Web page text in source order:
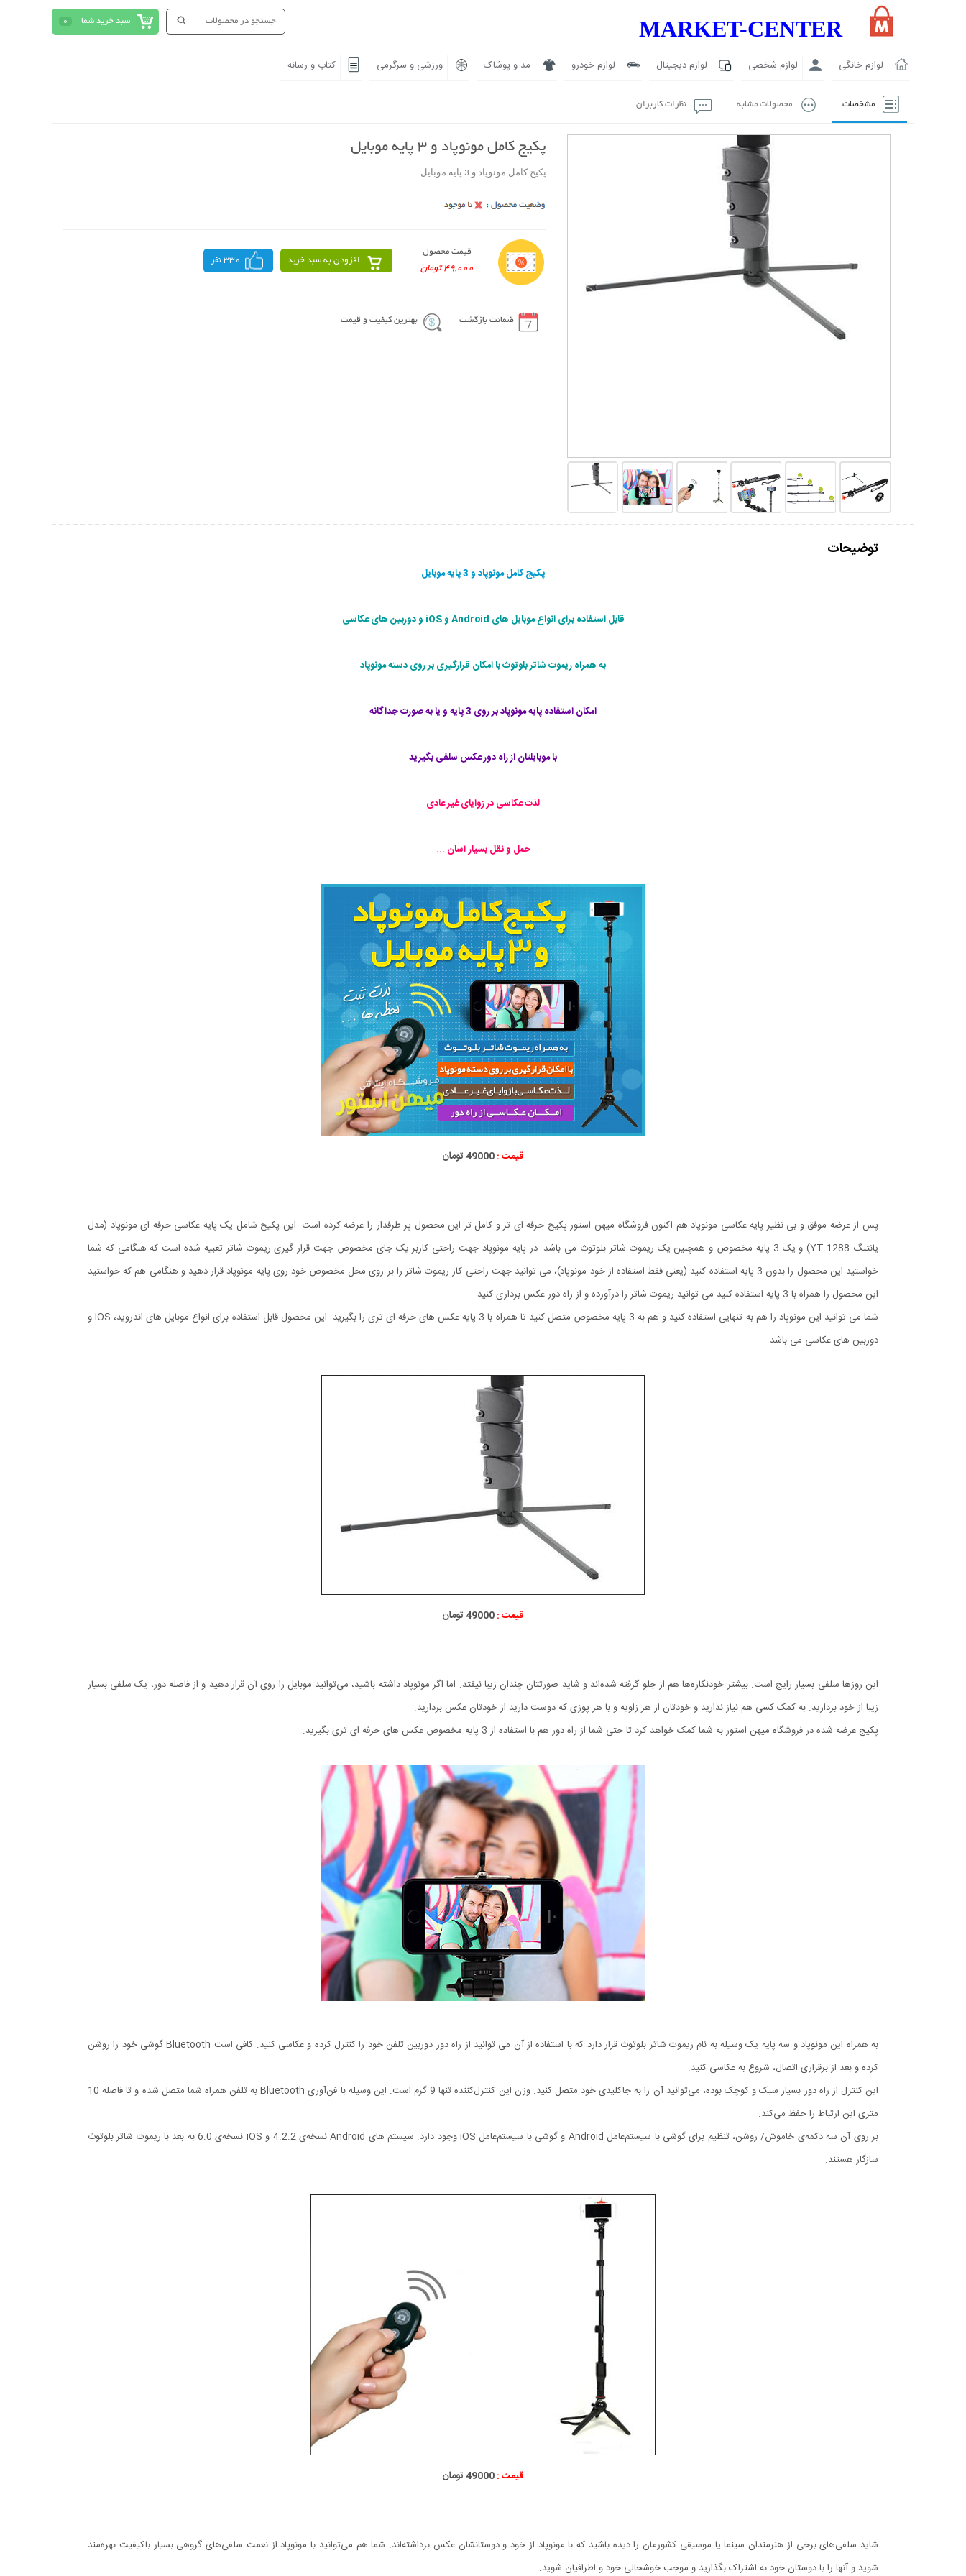
سبد خرید شما 0 MARKET-CENTER
لوازم خانگی لوازم شخصی لوازم دیجیتال لوازم خودرو مد و پوشاک ورزشی و سرگرمی کتاب و رسانه
مشخصات محصولات مشابه نظرات کاربران
پکیج کامل مونوپاد و 3 پایه موبایل
پکیج کامل مونوپاد و 3 پایه موبایل
قیمت محصول
49,000 تومان
افزودن به سبد خرید 330 نفر
ضمانت بازگشت بهترین کیفیت و قیمت
توضیحات
پکیج کامل مونوپاد و 3 پایه موبایل
قابل استفاده برای انواع موبایل های Android و iOS و دوربین های عکاسی
به همراه ریموت شاتر بلوتوث با امکان قرارگیری بر روی دسته مونوپاد
امکان استفاده پایه مونوپاد بر روی 3 پایه و یا به صورت جداگانه
با موبایلتان از راه دور عکس سلفی بگیرید
لذت عکاسی در زوایای غیر عادی
حمل و نقل بسیار آسان ...
قیمت :49000 تومان
پس از عرضه موفق و بی نظیر پایه عکاسی مونوپاد هم اکنون فروشگاه میهن استور پکیج حرفه ای تر و کامل تر این محصول پر طرفدار را عرضه کرده است. این پکیج شامل یک پایه عکاسی حرفه ای مونوپاد (مدل
یانتنگ YT-1288) و یک 3 پایه مخصوص و همچنین یک ریموت شاتر بلوتوث می باشد. در پایه مونوپاد جهت راحتی کاربر یک جای مخصوص جهت قرار گیری ریموت شاتر تعبیه شده است که هنگامی که شما
خواستید این محصول را بدون 3 پایه استفاده کنید (یعنی فقط استفاده از خود مونوپاد)، می توانید جهت راحتی کار ریموت شاتر را بر روی محل مخصوص خود روی پایه مونوپاد قرار دهید و هنگامی هم که خواستید
این محصول را همراه با 3 پایه استفاده کنید می توانید ریموت شاتر را درآورده و از راه دور عکس برداری کنید.
شما می توانید این مونوپاد را هم به تنهایی استفاده کنید و هم به 3 پایه مخصوص متصل کنید تا همراه با 3 پایه عکس های حرفه ای تری را بگیرید. این محصول قابل استفاده برای انواع موبایل های اندروید، IOS و
دوربین های عکاسی می باشد.
قیمت :49000 تومان
این روزها سلفی بسیار رایج است. بیشتر خودنگاره‌ها هم از جلو گرفته شده‌اند و شاید صورتتان چندان زیبا نیفتد. اما اگر مونوپاد داشته باشید، می‌توانید موبایل را روی آن قرار دهید و از فاصله دور، یک سلفی بسیار
زیبا از خود بردارید. به کمک کسی هم نیاز ندارید و خودتان از هر زاویه و با هر پوزی که دوست دارید از خودتان عکس بردارید.
پکیج عرضه شده در فروشگاه میهن استور به شما کمک خواهد کرد تا حتی شما از راه دور هم با استفاده از 3 پایه مخصوص عکس های حرفه ای تری بگیرید.
به همراه این مونوپاد و سه پایه یک وسیله به نام ریموت شاتر بلوتوث قرار دارد که با استفاده از آن می توانید از راه دور دوربین تلفن خود را کنترل کرده و عکاسی کنید. کافی است Bluetooth گوشی خود را روشن
کرده و بعد از برقراری اتصال، شروع به عکاسی کنید.
این کنترل از راه دور بسیار سبک و کوچک بوده، می‌توانید آن را به جاکلیدی خود متصل کنید. وزن این کنترل‌کننده تنها 9 گرم است. این وسیله با فن‌آوری Bluetooth به تلفن همراه شما متصل شده و تا فاصله 10
متری این ارتباط را حفظ می‌کند.
بر روی آن سه دکمه‌ی خاموش/ روشن، تنظیم برای گوشی با سیستم‌عامل Android و گوشی با سیستم‌عامل iOS وجود دارد. سیستم های Android نسخه‌ی 4.2.2 و iOS نسخه‌ی 6.0 به بعد با ریموت شاتر بلوتوث
سازگار هستند.
قیمت :49000 تومان
شاید سلفی‌های برخی از هنرمندان سینما یا موسیقی کشورمان را دیده باشید که با مونوپاد از خود و دوستانشان عکس برداشته‌اند. شما هم می‌توانید با مونوپاد از نعمت سلفی‌های گروهی بسیار باکیفیت بهره‌مند
شوید و آنها را با دوستان خود به اشتراک بگذارید و موجب خوشحالی خود و اطرافیان شوید.